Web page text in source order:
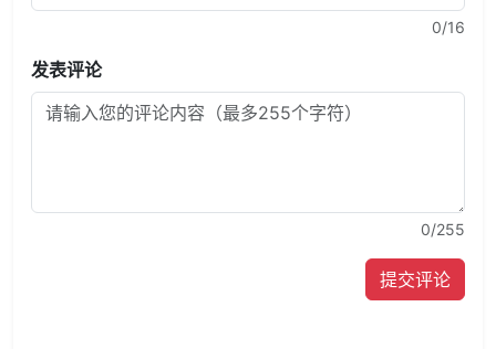
0/16
发表评论
0/255
提交评论